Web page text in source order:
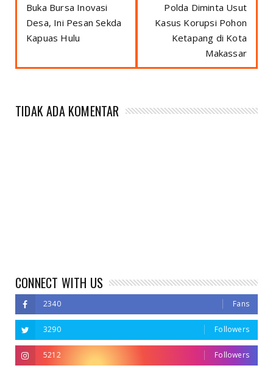
Buka Bursa Inovasi
Desa, Ini Pesan Sekda
Kapuas Hulu
Polda Diminta Usut
Kasus Korupsi Pohon
Ketapang di Kota
Makassar
TIDAK ADA KOMENTAR
CONNECT WITH US
2340 Fans
3290 Followers
5212 Followers